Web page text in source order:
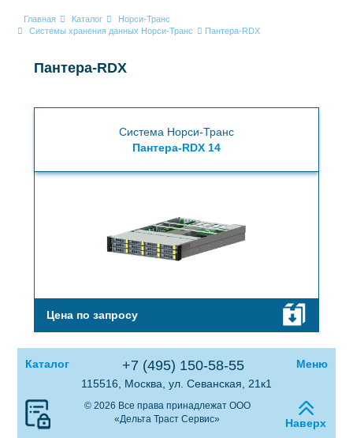
Главная Каталог
Норси-Транс
Системы хранения данных Норси-Транс
Пантера-RDX
Пантера-RDX
Система Норси-Транс
Пантера-RDX 14
Цена по запросу
Каталог +7 (495) 150-58-55
Меню
115516, Москва, ул. Севанская, 21к1
© 2026 Все права принадлежат ООО
«Дельта Траст Сервис»
Наверх